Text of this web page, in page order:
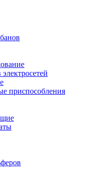
приспособления